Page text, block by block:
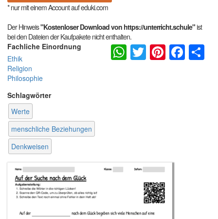
* nur mit einem Account auf eduki.com
Der Hinweis"Kostenloser Download von https://unterricht.schule"ist
bei den Dateien der Kaufpakete nicht enthalten.
Fachliche Einordnung
Ethik
Religion
Philosophie
Schlagwörter
Werte
menschliche Beziehungen
Denkweisen
WhatsApp
Twitter